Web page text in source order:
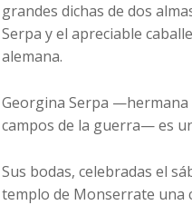
grandes dichas de dos
Serpa y el apreciable
alemana.
Georgina Serpa
campos de la guerra— es
Sus bodas, celebradas el
templo de Monserrate una